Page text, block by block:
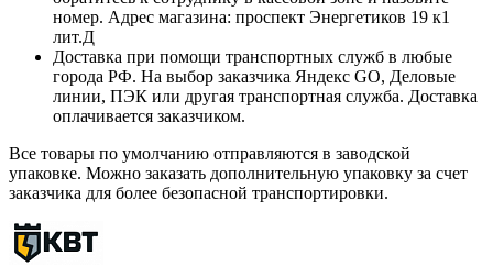
номер. Адрес магазина: проспект Энергетиков 19 к1
лит.Д
Доставка при помощи транспортных служб в любые
города РФ. На выбор заказчика Яндекс GO, Деловые
линии, ПЭК или другая транспортная служба. Доставка
оплачивается заказчиком.
Все товары по умолчанию отправляются в заводской
упаковке. Можно заказать дополнительную упаковку за счет
заказчика для более безопасной транспортировки.